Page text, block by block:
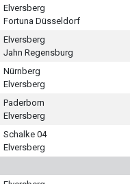
Elversberg
Fortuna Düsseldorf
Elversberg
Jahn Regensburg
Nürnberg
Elversberg
Paderborn
Elversberg
Schalke 04
Elversberg